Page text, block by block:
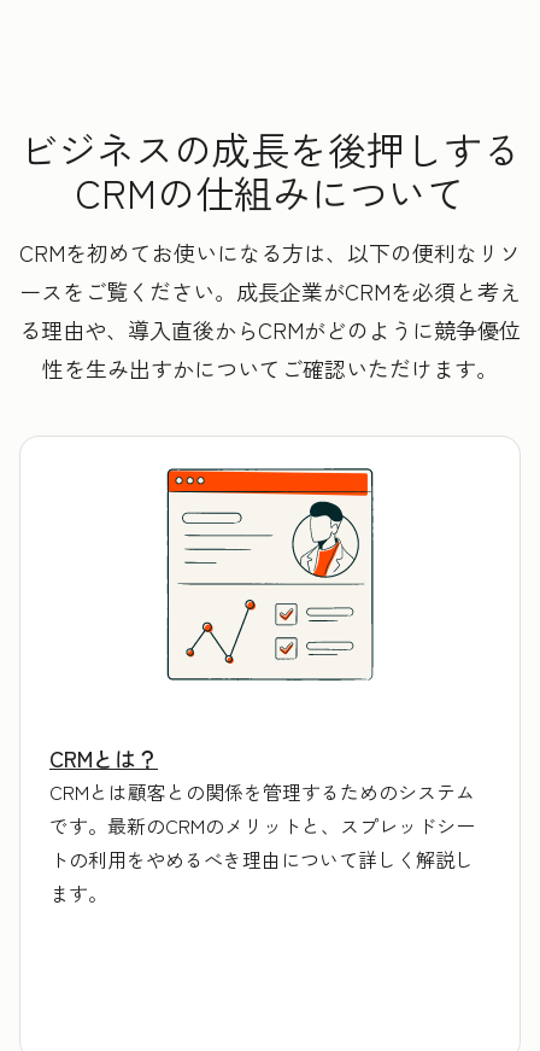
ビジネスの成長を後押しする
CRMの仕組みについて
CRMを初めてお使いになる方は、以下の便利なリソ
ースをご覧ください。成長企業がCRMを必須と考え
る理由や、導入直後からCRMがどのように競争優位
性を生み出すかについてご確認いただけます。
CRMとは？
CRMとは顧客との関係を管理するためのシステム
です。最新のCRMのメリットと、スプレッドシー
トの利用をやめるべき理由について詳しく解説し
ます。